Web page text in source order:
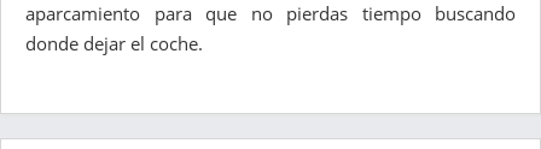
aparcamiento para que no pierdas tiempo buscando
donde dejar el coche.